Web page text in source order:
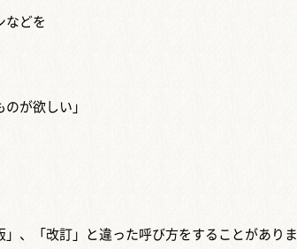
などを
が欲しい」
、「改訂」と違った呼び方をすることがありま